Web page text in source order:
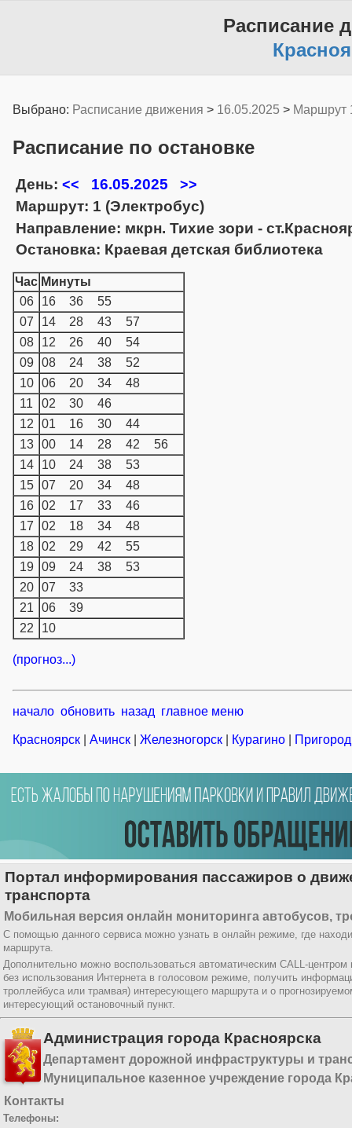
Расписание
Выбрано: Расписание движения > 16.05.2025 > Маршрут
Расписание по остановке
День: << 16.05.2025 >>
Маршрут: 1 (Электробус)
Направление: мкрн. Тихие зори -
Остановка: Краевая детская библиотека
Час Минуты
06
16 36
55
07
14 28 43
57
08
12 26 40
54
09
08 24 38
52
10
06 20 34
48
11
02 30
46
12
01 16 30
44
13
00 14 28 42
56
14
10 24 38
53
15
07 20 34
48
16
02 17 33
46
17
02 18 34
48
18
02 29 42
55
19
09 24 38
53
20
07
33
21
06
39
22
10
(прогноз...)
начало обновить назад главное меню
Красноярск Ачинск Железногорск Курагино
Портал информирования пассажиров о
транспорта
Мобильная версия онлайн мониторинга автобусов,
С помощью данного сервиса можно узнать в онлайн режиме, где
маршрута.
Дополнительно можно воспользоваться автоматическим CALL-
без использования Интернета в голосовом режиме, получить
троллейбуса или трамвая) интересующего маршрута и о
интересующий остановочный пункт.
Администрация города Красноярска
Департамент дорожной инфраструктуры и
Муниципальное казенное учреждение города
Контакты
Телефоны: